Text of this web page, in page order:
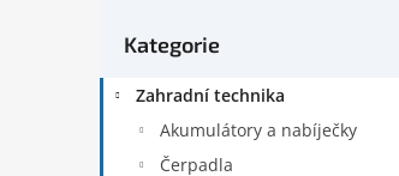
t
Přeskočit
Kategorie
Zahradní technika
Akumulátory a nabíječky
Čerpadla